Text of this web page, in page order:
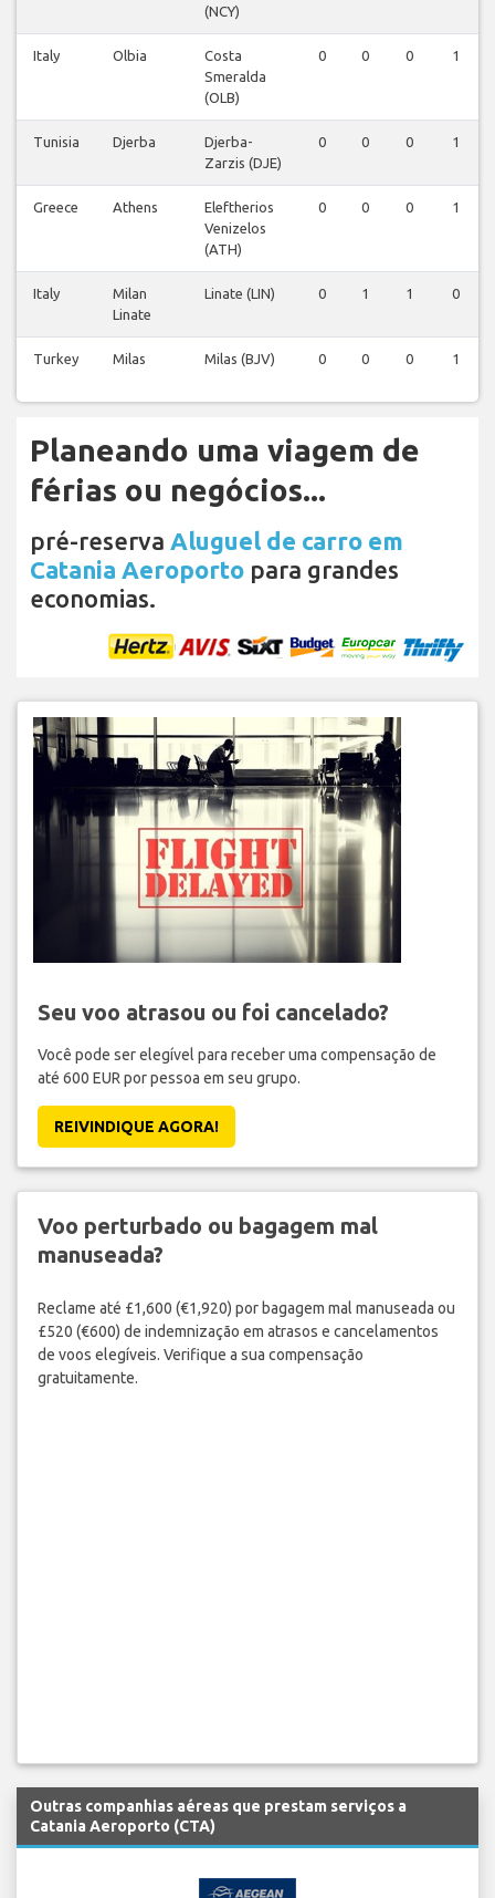
(NCY)
Italy Olbia
Costa
Smeralda
(OLB)
0 0 0 1
Tunisia Djerba
Djerba-
Zarzis (DJE)
0 0 0 1
Greece Athens
Eleftherios
Venizelos
(ATH)
0 0 0 1
Italy
Milan
Linate
Linate (LIN) 0 1 1 0
Turkey Milas Milas (BJV) 0 0 0 1
Planeando uma viagem de
férias ou negócios...
pré-reserva Aluguel de carro em
Catania Aeroporto para grandes
economias.
Seu voo atrasou ou foi cancelado?
Você pode ser elegível para receber uma compensação de
até 600 EUR por pessoa em seu grupo.
REIVINDIQUE AGORA!
Voo perturbado ou bagagem mal
manuseada?
Reclame até £1,600 (€1,920) por bagagem mal manuseada ou
£520 (€600) de indemnização em atrasos e cancelamentos
de voos elegíveis. Verifique a sua compensação
gratuitamente.
Outras companhias aéreas que prestam serviços a
Catania Aeroporto (CTA)